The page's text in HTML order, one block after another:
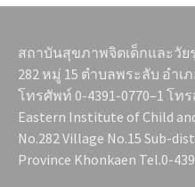
สถาบันสุขภาพจิตเด็กและวัย
282 หมู่ 15 ตำบลพระลับ อำ
โทรศัพท์ 0-4391-0770–1 โท
Eastern Institute of Child
No.282 Village No.15 Sub-
Province Khonkaen Tel.0-